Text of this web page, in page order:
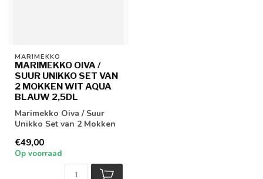
MARIMEKKO
MARIMEKKO OIVA /
SUUR UNIKKO SET VAN
2 MOKKEN WIT AQUA
BLAUW 2,5DL
Marimekko Oiva / Suur
Unikko Set van 2 Mokken
€49,00
Op voorraad